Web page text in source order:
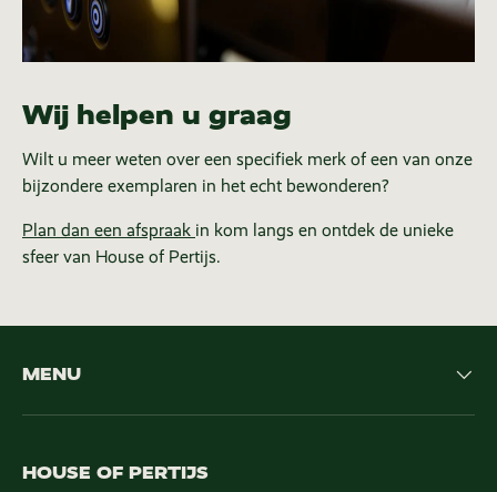
Wij helpen u graag
Wilt u meer weten over een specifiek merk of een van onze
bijzondere exemplaren in het echt bewonderen?
Plan dan een afspraak in kom langs en ontdek de unieke
sfeer van House of Pertijs.
MENU
HOUSE OF PERTIJS